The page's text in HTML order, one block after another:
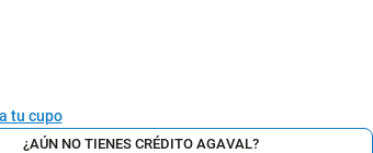
tu cupo
¿AÚN NO TIENES CRÉDITO AGAVAL?